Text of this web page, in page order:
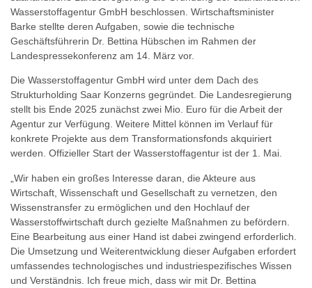
Wasserstoffagentur GmbH beschlossen. Wirtschaftsminister
Barke stellte deren Aufgaben, sowie die technische
Geschäftsführerin Dr. Bettina Hübschen im Rahmen der
Landespressekonferenz am 14. März vor.
Die Wasserstoffagentur GmbH wird unter dem Dach des
Strukturholding Saar Konzerns gegründet. Die Landesregierung
stellt bis Ende 2025 zunächst zwei Mio. Euro für die Arbeit der
Agentur zur Verfügung. Weitere Mittel können im Verlauf für
konkrete Projekte aus dem Transformationsfonds akquiriert
werden. Offizieller Start der Wasserstoffagentur ist der 1. Mai.
„Wir haben ein großes Interesse daran, die Akteure aus
Wirtschaft, Wissenschaft und Gesellschaft zu vernetzen, den
Wissenstransfer zu ermöglichen und den Hochlauf der
Wasserstoffwirtschaft durch gezielte Maßnahmen zu befördern.
Eine Bearbeitung aus einer Hand ist dabei zwingend erforderlich.
Die Umsetzung und Weiterentwicklung dieser Aufgaben erfordert
umfassendes technologisches und industriespezifisches Wissen
und Verständnis. Ich freue mich, dass wir mit Dr. Bettina